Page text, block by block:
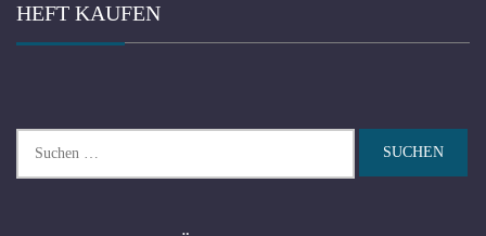
HEFT KAUFEN
nach: